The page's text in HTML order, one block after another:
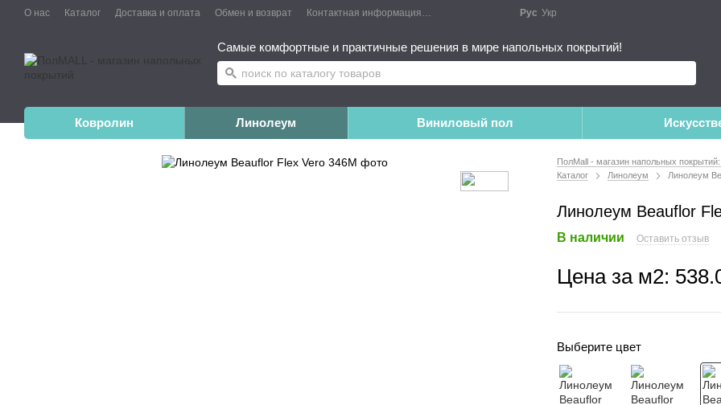
О нас Каталог Доставка и оплата Обмен и возврат Контактная информация Публичный договор
Рус Укр
Самые комфортные и практичные решения в мире напольных покрытий!
Ковролин Линолеум Виниловый пол
ПолMall - магазин напольных
Каталог
Линолеум Линолеум
Линолеум Beauflor
В наличии Оставить отзыв
Цена за м2:
Выберите цвет